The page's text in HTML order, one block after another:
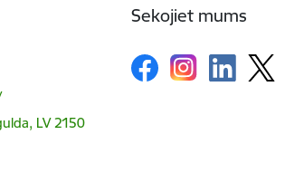
LV 2150
Sekojiet mums